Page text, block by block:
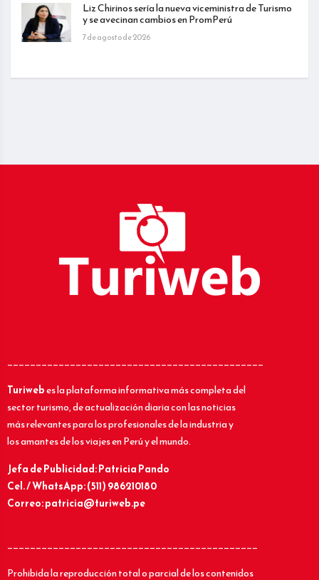
Liz Chirinos sería la nueva viceministra de Turismo
y se avecinan cambios en PromPerú
7 de agosto de 2026
_____________________________________________
Turiwebes la plataforma informativa más completa del
sector turismo, de actualización diaria con las noticias
más relevantes para los profesionales de la industria y
los amantes de los viajes en Perú y el mundo.
Jefa de Publicidad: Patricia Pando
Cel. / WhatsApp: (511) 986210180
Correo: patricia@turiweb.pe
____________________________________________
Prohibida la reproducción total o parcial de los contenidos